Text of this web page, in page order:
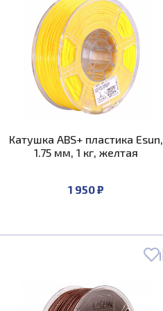
Катушка ABS+ пластика Esun,
1.75 мм, 1 кг, желтая
1 950 ₽